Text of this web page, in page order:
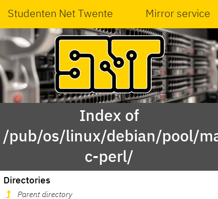
Studenten Net Twente Mirror service
Index of
/pub/os/linux/debian/pool/
c-perl/
Directories
Parent directory